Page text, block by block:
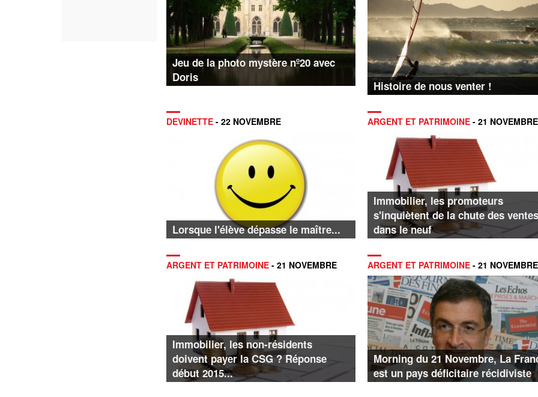
Jeu de la photo mystère nº20 avec
Doris
Histoire de nous venter !
DEVINETTE - 22 NOVEMBRE
Lorsque l'élève dépasse le maître...
ARGENT ET PATRIMOINE - 21 NOVEMBRE
Immobilier, les promoteurs
s'inquiètent de la chute des ventes
dans le neuf
ARGENT ET PATRIMOINE - 21 NOVEMBRE
Immobilier, les non-résidents
doivent payer la CSG ? Réponse
début 2015...
ARGENT ET PATRIMOINE - 21 NOVEMBRE
Morning du 21 Novembre, La
est un pays déficitaire récidiviste